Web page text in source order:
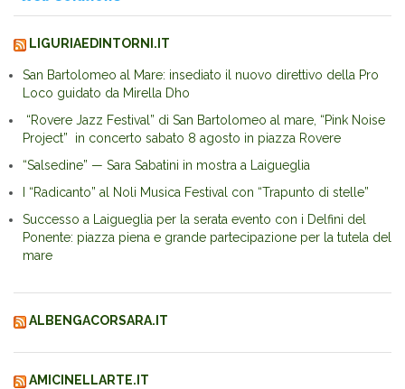
LIGURIAEDINTORNI.IT
San Bartolomeo al Mare: insediato il nuovo direttivo della Pro
Loco guidato da Mirella Dho
“Rovere Jazz Festival” di San Bartolomeo al mare, “Pink Noise
Project” in concerto sabato 8 agosto in piazza Rovere
“Salsedine” — Sara Sabatini in mostra a Laigueglia
I “Radicanto” al Noli Musica Festival con “Trapunto di stelle”
Successo a Laigueglia per la serata evento con i Delfini del
Ponente: piazza piena e grande partecipazione per la tutela del
mare
ALBENGACORSARA.IT
AMICINELLARTE.IT